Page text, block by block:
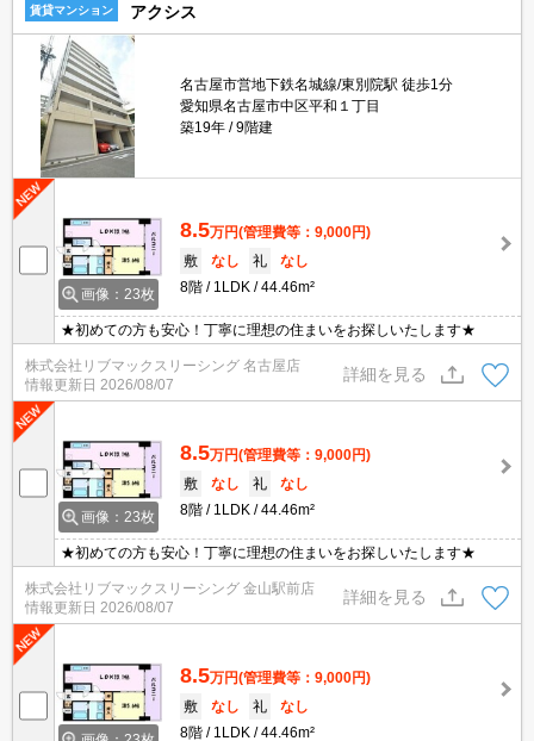
賃貸マンション アクシス
名古屋市営地下鉄名城線/東別院駅 徒歩1分
愛知県名古屋市中区平和１丁目
築19年
9階建
画像：23枚
8.5万円(管理費等：9,000円)
敷
なし 礼
なし
8階
1LDK 44.46m²
★初めての方も安心！丁寧に理想の住まいをお探しいたします★
株式会社リブマックスリーシング 名古屋店
情報更新日 2026/08/07
詳細を見る
画像：23枚
8.5万円(管理費等：9,000円)
敷
なし 礼
なし
8階
1LDK 44.46m²
★初めての方も安心！丁寧に理想の住まいをお探しいたします★
株式会社リブマックスリーシング 金山駅前店
情報更新日 2026/08/07
詳細を見る
8.5万円(管理費等：9,000円)
敷
なし 礼
なし
8階
1LDK 44.46m²